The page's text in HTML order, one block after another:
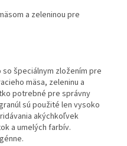
a zeleninou pre
špeciálnym zložením pre
mäsa, zeleninu a
potrebné pre správny
sú použité len vysoko
akýchkoľvek
a umelých farbív.